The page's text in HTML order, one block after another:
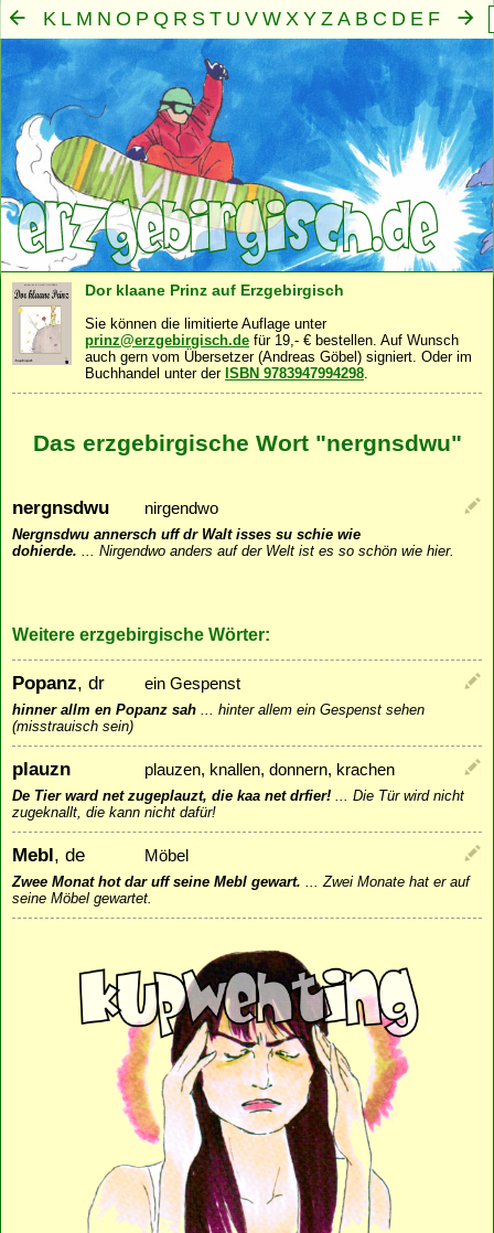
K L M N O P Q R S T U V W X Y Z A B C D E F
G H I J
Mensch ·Seele· Geist· Familie · Gemeinschaft ·
Dor klaane Prinz auf Erzgebirgisch
Sie können die limitierte Auflage unter
prinz@erzgebirgisch.de für 19,- € bestellen. Auf Wunsch
auch gern vom Übersetzer (Andreas Göbel) signiert. Oder im
Buchhandel unter der ISBN 9783947994298.
Das erzgebirgische Wort "nergnsdwu"
nergnsdwu nirgendwo
Nergnsdwu annersch uff dr Walt isses su schie wie
dohierde. ... Nirgendwo anders auf der Welt ist es so schön wie hier.
Weitere erzgebirgische Wörter:
Popanz, dr ein Gespenst
hinner allm en Popanz sah ... hinter allem ein Gespenst sehen
(misstrauisch sein)
plauzn plauzen, knallen, donnern, krachen
De Tier ward net zugeplauzt, die kaa net drfier! ... Die Tür wird nicht
zugeknallt, die kann nicht dafür!
Mebl, de Möbel
Zwee Monat hot dar uff seine Mebl gewart. ...Zwei Monate hat er auf
seine Möbel gewartet.